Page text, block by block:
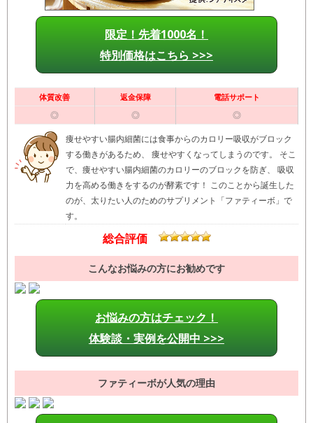
限定！先着1000名！
特別価格はこちら >>>
体質改善 返金保障 電話サポート
◎ ◎
◎
痩せやすい腸内細菌には食事からのカロリー吸収がブロック
する働きがあるため、 痩せやすくなってしまうのです。 そこ
で、痩せやすい腸内細菌のカロリーのブロックを防ぎ、 吸収
力を高める働きをするのが酵素です！ このことから誕生した
のが、太りたい人のためのサプリメント「ファティーボ」で
す。
総合評価
こんなお悩みの方にお勧めです
お悩みの方はチェック！
体験談・実例を公開中 >>>
ファティーボが人気の理由